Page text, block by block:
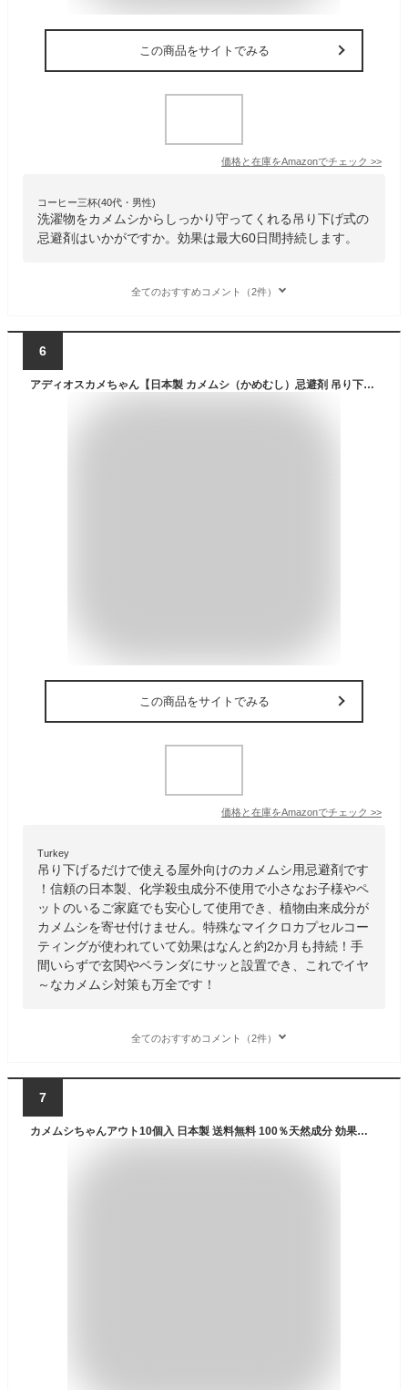
この商品をサイトでみる
価格と在庫をAmazonでチェック >>
コーヒー三杯(40代・男性)
洗濯物をカメムシからしっかり守ってくれる吊り下げ式の
忌避剤はいかがですか。効果は最大60日間持続します。
全てのおすすめコメント（2件）
6
アディオスカメちゃん【日本製 カメムシ（かめむし）忌避剤 吊り下げタイプ】植物由来成分＆特殊マイクロカプセルコーティング｜屋外専用 約2か月効果 寄せ付けない 防虫対策 Ｃ．ＴＬＣ
この商品をサイトでみる
価格と在庫をAmazonでチェック >>
Turkey
吊り下げるだけで使える屋外向けのカメムシ用忌避剤です
！信頼の日本製、化学殺虫成分不使用で小さなお子様やペ
ットのいるご家庭でも安心して使用でき、植物由来成分が
カメムシを寄せ付けません。特殊なマイクロカプセルコー
ティングが使われていて効果はなんと約2か月も持続！手
間いらずで玄関やベランダにサッと設置でき、これでイヤ
～なカメムシ対策も万全です！
全てのおすすめコメント（2件）
7
カメムシちゃんアウト10個入 日本製 送料無料 100％天然成分 効果長持約2か月 国産ハッカ 殺虫剤不使用 効果実証済み 日本製 忌避 カメムシ対策 カメムシ忌避剤 カメムシ退治 吊り下げ ミント